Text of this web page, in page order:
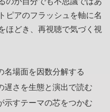
ピアのフラッシュを軸に名
ほどき、再視聴で気づく視
名場面を因数分解する
遅さを生態と演出で読む
示すテーマの芯をつかむ